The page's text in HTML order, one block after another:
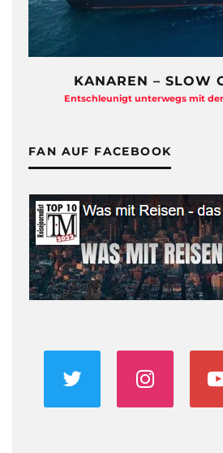
KANAREN – SLOW
Entschleunigt unterwegs mit der
FAN AUF FACEBOOK